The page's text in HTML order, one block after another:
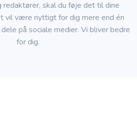
skal du føje det til dine
vil være nyttigt for dig mere end én
på sociale medier. Vi bliver bedre
for dig.